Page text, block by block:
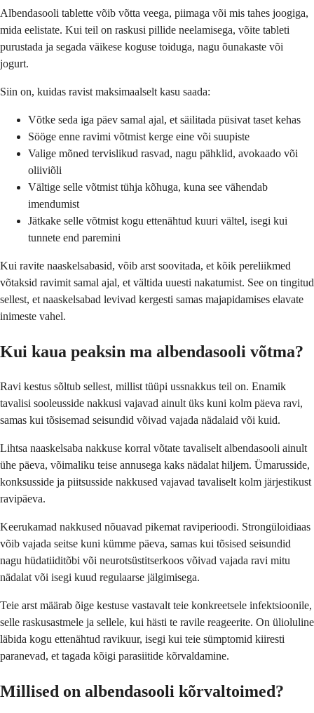
Albendasooli tablette võib võtta veega, piimaga või mis tahes joogiga,
mida eelistate. Kui teil on raskusi pillide neelamisega, võite tableti
purustada ja segada väikese koguse toiduga, nagu õunakaste või
jogurt.
Siin on, kuidas ravist maksimaalselt kasu saada:
Võtke seda iga päev samal ajal, et säilitada püsivat taset kehas
Sööge enne ravimi võtmist kerge eine või suupiste
Valige mõned tervislikud rasvad, nagu pähklid, avokaado või
oliiviõli
Vältige selle võtmist tühja kõhuga, kuna see vähendab
imendumist
Jätkake selle võtmist kogu ettenähtud kuuri vältel, isegi kui
tunnete end paremini
Kui ravite naaskelsabasid, võib arst soovitada, et kõik pereliikmed
võtaksid ravimit samal ajal, et vältida uuesti nakatumist. See on tingitud
sellest, et naaskelsabad levivad kergesti samas majapidamises elavate
inimeste vahel.
Kui kaua peaksin ma albendasooli võtma?
Ravi kestus sõltub sellest, millist tüüpi ussnakkus teil on. Enamik
tavalisi sooleusside nakkusi vajavad ainult üks kuni kolm päeva ravi,
samas kui tõsisemad seisundid võivad vajada nädalaid või kuid.
Lihtsa naaskelsaba nakkuse korral võtate tavaliselt albendasooli ainult
ühe päeva, võimaliku teise annusega kaks nädalat hiljem. Ümarusside,
konksusside ja piitsusside nakkused vajavad tavaliselt kolm järjestikust
ravipäeva.
Keerukamad nakkused nõuavad pikemat raviperioodi. Strongüloidiaas
võib vajada seitse kuni kümme päeva, samas kui tõsised seisundid
nagu hüdatiiditõbi või neurotsüstitserkoos võivad vajada ravi mitu
nädalat või isegi kuud regulaarse jälgimisega.
Teie arst määrab õige kestuse vastavalt teie konkreetsele infektsioonile,
selle raskusastmele ja sellele, kui hästi te ravile reageerite. On ülioluline
läbida kogu ettenähtud ravikuur, isegi kui teie sümptomid kiiresti
paranevad, et tagada kõigi parasiitide kõrvaldamine.
Millised on albendasooli kõrvaltoimed?